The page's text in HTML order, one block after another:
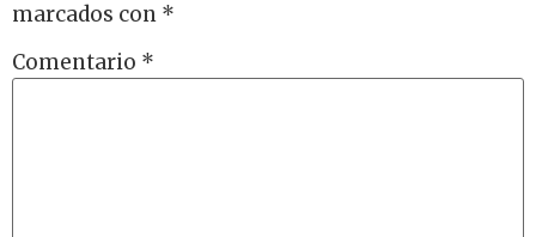
marcados con *
Comentario *